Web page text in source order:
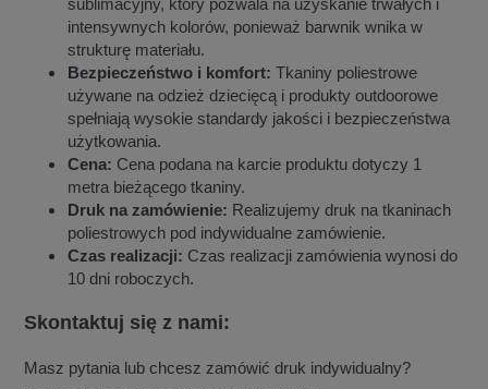
intensywnych kolorów, ponieważ barwnik wnika w
strukturę materiału.
Bezpieczeństwo i komfort: Tkaniny poliestrowe
używane na odzież dziecięcą i produkty outdoorowe
spełniają wysokie standardy jakości i bezpieczeństwa
użytkowania.
Cena: Cena podana na karcie produktu dotyczy 1
metra bieżącego tkaniny.
Druk na zamówienie: Realizujemy druk na tkaninach
poliestrowych pod indywidualne zamówienie.
Czas realizacji: Czas realizacji zamówienia wynosi do
10 dni roboczych.
Skontaktuj się z nami:
Masz pytania lub chcesz zamówić druk indywidualny?